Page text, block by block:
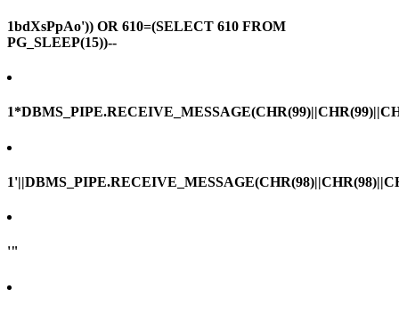
1bdXsPpAo')) OR 610=(SELECT 610 FROM
PG_SLEEP(15))--
'"